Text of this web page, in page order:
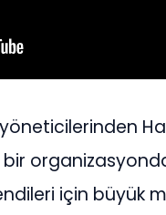
bir
için büyük